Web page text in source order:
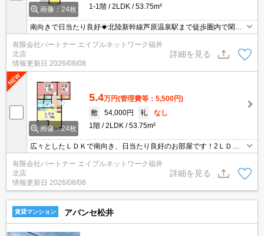
画像：24枚
1-1階
2LDK 53.75m²
南向きで日当たり良好☀北陸新幹線芦原温泉駅まで徒歩圏内で閑静
な住宅街です。駅徒歩10分で通勤通学に便利な2LDK。お部屋が広
く使えるクローゼットや、便利な追い焚き機能付き。ぜひご検討く
有限会社パートナー エイブルネットワーク福井
北店
情報更新日 2026/08/08
詳細を見る
画像：24枚
5.4万円(管理費等：5,500円)
敷
54,000円 礼
なし
1階
2LDK 53.75m²
広々としたＬＤＫで南向き、日当たり良好のお部屋です！2ＬＤＫ
の使いやすい間取りに新婚さん・ご家族でもバッチリ♪芦原温泉駅に
近いです！ガスコンロ付き・追い焚き付き・カメラ付きインターホ
有限会社パートナー エイブルネットワーク福井
北店
情報更新日 2026/08/08
詳細を見る
賃貸マンション アバンセ松井